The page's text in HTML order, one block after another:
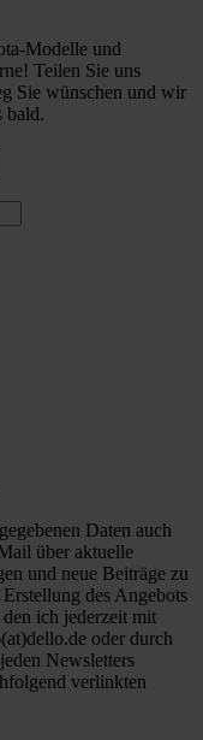
Modelle und
Teilen Sie uns
Sie wünschen und wir
bald.
Daten auch
über aktuelle
und neue Beiträge zu
des Angebots
ich jederzeit mit
oder durch
Newsletters
verlinkten